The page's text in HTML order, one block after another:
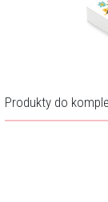
Produkty do